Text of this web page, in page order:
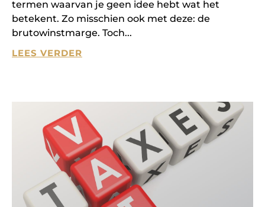
termen waarvan je geen idee hebt wat het
betekent. Zo misschien ook met deze: de
brutowinstmarge. Toch
LEES VERDER